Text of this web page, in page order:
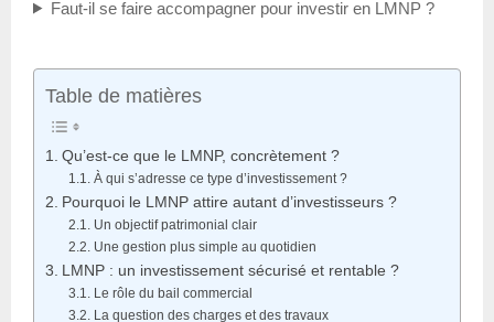
Faut-il se faire accompagner pour investir en LMNP ?
Table de matières
Qu’est-ce que le LMNP, concrètement ?
À qui s’adresse ce type d’investissement ?
Pourquoi le LMNP attire autant d’investisseurs ?
Un objectif patrimonial clair
Une gestion plus simple au quotidien
LMNP : un investissement sécurisé et rentable ?
Le rôle du bail commercial
La question des charges et des travaux